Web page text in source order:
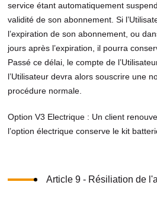
service étant automatiquement
validité de son abonnement. Si
l’expiration de son abonnement, ou
jours après l’expiration, il pourra
Passé ce délai, le compte de
l’Utilisateur devra alors souscrire une
procédure normale.
Option V3 Electrique : Un client
l’option électrique conserve le kit
Article 9 - Résiliation de